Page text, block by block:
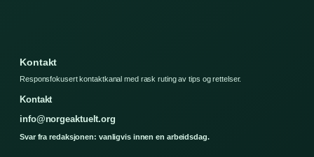
Kontakt
Responsfokusert kontaktkanal med rask ruting av tips og rettelser.
Kontakt
info@norgeaktuelt.org
Svar fra redaksjonen: vanligvis innen en arbeidsdag.